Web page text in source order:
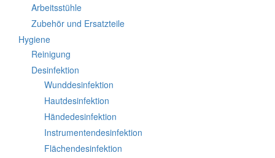
Arbeitsstühle
Zubehör und Ersatzteile
Hygiene
Reinigung
Desinfektion
Wunddesinfektion
Hautdesinfektion
Händedesinfektion
Instrumentendesinfektion
Flächendesinfektion